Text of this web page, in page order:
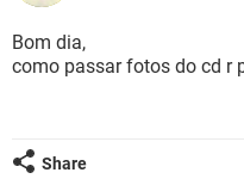
GUIA DE COMPRAS
INSTAGRAM
GUIA DE COMPRAS
CELULAR
OUTLOOK
JOGOS
CELULAR
INSTAGRAM
Bom dia,
como passar fotos do cd r
Share